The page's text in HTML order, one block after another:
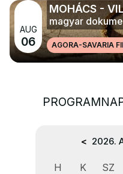
AUG
06
MOHÁCS -
magyar
AGORA-SAVARIA
< 2026.
H K SZ